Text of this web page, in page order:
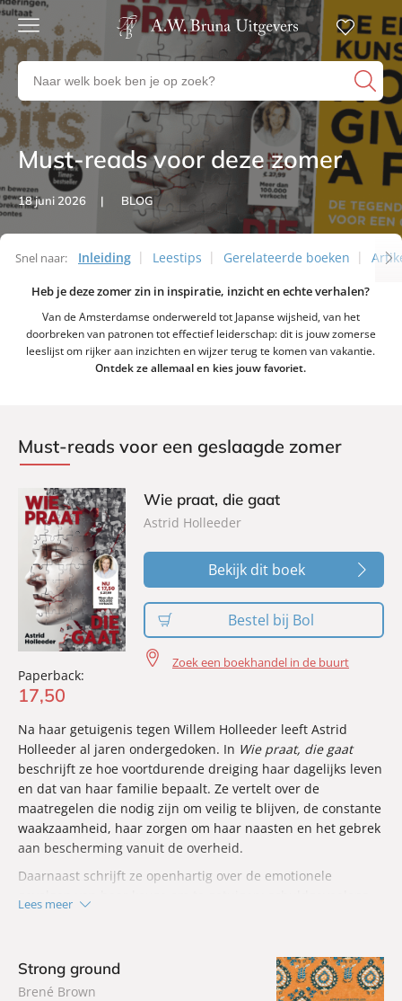
Gratis
verzending
Voor
23:00
besteld,
volgende
werkdag
in huis
Veilig
betalen
Gratis
Zoeken
naar
boeken,
auteurs
en
uitgevers
Artikelen
Must-reads voor deze zomer
18 juni 2026 BLOG
Snel naar: Inleiding Leestips Gerelateerde boeken
Artikelen
Heb je deze zomer zin in inspiratie, inzicht en echte verhalen?
Van de Amsterdamse onderwereld tot Japanse wijsheid, van het
doorbreken van patronen tot effectief leiderschap: dit is jouw zomerse
leeslijst om rijker aan inzichten en wijzer terug te komen van vakantie.
Ontdek ze allemaal en kies jouw favoriet.
Must-reads voor een geslaagde zomer
Paperback:
17,50
Wie praat, die gaat
Astrid Holleeder
Bekijk dit boek
Bestel bij Bol
Zoek een boekhandel in de buurt
Na haar getuigenis tegen Willem Holleeder leeft Astrid
Holleeder al jaren ondergedoken. In Wie praat, die gaat
beschrijft ze hoe voortdurende dreiging haar dagelijks leven
en dat van haar familie bepaalt. Ze vertelt over de
maatregelen die nodig zijn om veilig te blijven, de constante
waakzaamheid, haar zorgen om haar naasten en het gebrek
aan bescherming vanuit de overheid.
Daarnaast schrijft ze openhartig over de emotionele
waarin veiligheid nooit vanzelfsprekend is en familiebanden
voortdurend onder druk staan.
Lees meer
Strong ground
Brené Brown